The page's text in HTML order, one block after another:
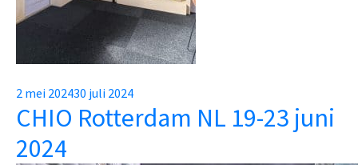
Posted
on
2 mei 202430 juli 2024
CHIO Rotterdam NL 19-23 juni
2024